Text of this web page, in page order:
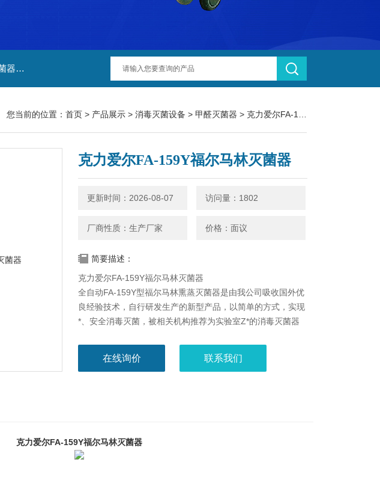
主营产品：净化工程，生物安全实验室，福尔马林熏蒸灭菌器，甲醛熏蒸灭菌器，甲醛灭菌器，灭菌器，不锈钢家具，不锈钢防爆酒精灯，污水处理系统，无火焰高温灭菌器，净化工程，百级恒温实验室，洁净工程，
您当前的位置： 首页 > 产品展示 > 消毒灭菌设备 > 甲醛灭菌器 > 克力爱尔FA-159Y福尔马林灭菌器
克力爱尔FA-159Y福尔马林灭菌器
更新时间：2026-08-07 访问量：1802
厂商性质：生产厂家 价格：面议
简要描述：
克力爱尔FA-159Y福尔马林灭菌器
全自动FA-159Y型福尔马林熏蒸灭菌器是由我公司吸收国外优
良经验技术，自行研发生产的新型产品，以简单的方式，实现
*、安全消毒灭菌，被相关机构推荐为实验室Z*的消毒灭菌器
在线询价 联系我们
克力爱尔FA-159Y福尔马林灭菌器